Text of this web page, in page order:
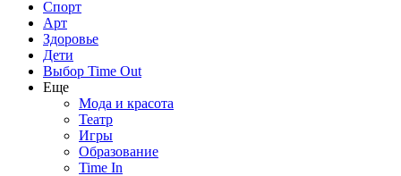
Спорт
Арт
Здоровье
Дети
Выбор Time Out
Еще
Мода и красота
Театр
Игры
Образование
Time In